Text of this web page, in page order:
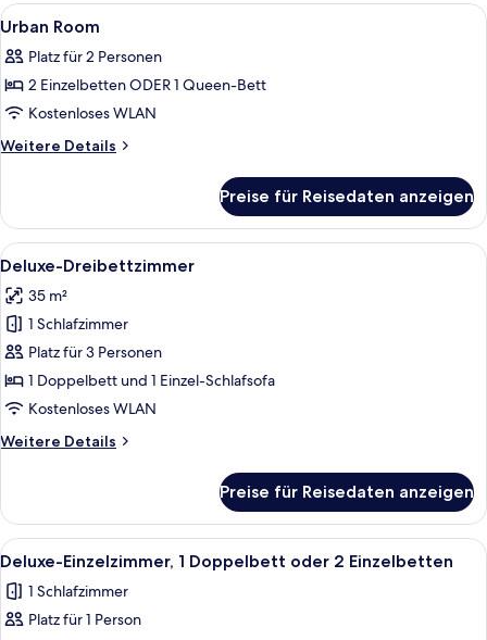
Alle
Fotos
für
Urban
Room
anzeigen
Daunenbettdecken, Minibar,
4
Urban Room
Platz für 2 Personen
2 Einzelbetten ODER 1 Queen-Bett
Kostenloses WLAN
Weitere Details
Weitere
Room
Preise für Reisedaten anzeigen
Alle
Fotos
für
Deluxe-
Dreibettzimmer
anzeigen
Ein Hotelzimmer mit Bett, einer
5
Deluxe-Dreibettzimmer
35 m²
1 Schlafzimmer
Platz für 3 Personen
1 Doppelbett und 1 Einzel-Schlafsofa
Kostenloses WLAN
Weitere Details
Weitere
Dreibettzimmer
Preise für Reisedaten anzeigen
Alle
Fotos
für
Deluxe-
Ein Hotelzimmer mit Bett, Sofa,
5
Deluxe-Einzelzimmer, 1 Doppelbett oder 2 Einzelbetten
1 Schlafzimmer
Platz für 1 Person